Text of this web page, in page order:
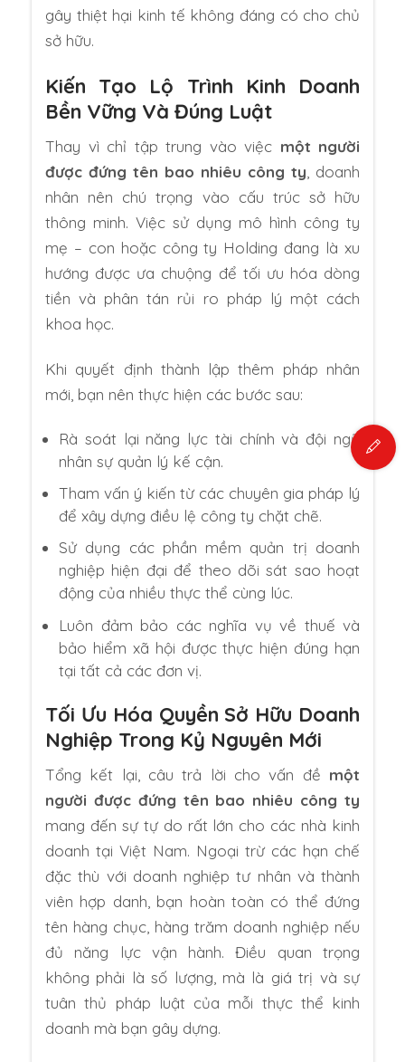
gây thiệt hại kinh tế không đáng có cho chủ
sở hữu.
Kiến Tạo Lộ Trình Kinh Doanh
Bền Vững Và Đúng Luật
Thay vì chỉ tập trung vào việc một người
được đứng tên bao nhiêu công ty , doanh
nhân nên chú trọng vào cấu trúc sở hữu
thông minh. Việc sử dụng mô hình công ty
mẹ – con hoặc công ty Holding đang là xu
hướng được ưa chuộng để tối ưu hóa dòng
tiền và phân tán rủi ro pháp lý một cách
khoa học.
Khi quyết định thành lập thêm pháp nhân
mới, bạn nên thực hiện các bước sau:
Rà soát lại năng lực tài chính và đội ngũ
nhân sự quản lý kế cận.
Tham vấn ý kiến từ các chuyên gia pháp lý
để xây dựng điều lệ công ty chặt chẽ.
Sử dụng các phần mềm quản trị doanh
nghiệp hiện đại để theo dõi sát sao hoạt
động của nhiều thực thể cùng lúc.
Luôn đảm bảo các nghĩa vụ về thuế và
bảo hiểm xã hội được thực hiện đúng hạn
tại tất cả các đơn vị.
Tối Ưu Hóa Quyền Sở Hữu Doanh
Nghiệp Trong Kỷ Nguyên Mới
Tổng kết lại, câu trả lời cho vấn đề một
người được đứng tên bao nhiêu công ty
mang đến sự tự do rất lớn cho các nhà kinh
doanh tại Việt Nam. Ngoại trừ các hạn chế
đặc thù với doanh nghiệp tư nhân và thành
viên hợp danh, bạn hoàn toàn có thể đứng
tên hàng chục, hàng trăm doanh nghiệp nếu
đủ năng lực vận hành. Điều quan trọng
không phải là số lượng, mà là giá trị và sự
tuân thủ pháp luật của mỗi thực thể kinh
doanh mà bạn gây dựng.